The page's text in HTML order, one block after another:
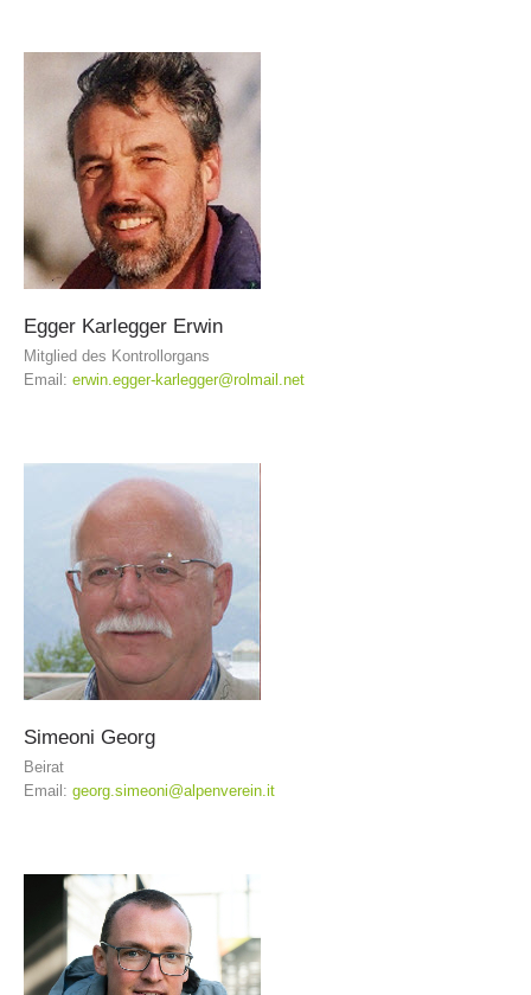
Mitgliedschaft
Egger Karlegger Erwin
Mitglied des Kontrollorgans
Email: erwin.egger-karlegger@rolmail.net
Simeoni Georg
Beirat
Email: georg.simeoni@alpenverein.it